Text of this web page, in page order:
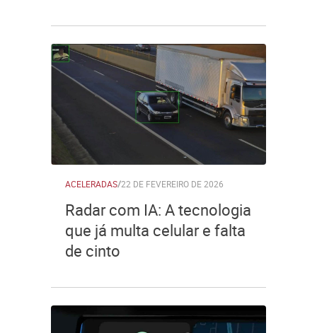
ACELERADAS/22 DE FEVEREIRO DE 2026
Radar com IA: A tecnologia
que já multa celular e falta
de cinto